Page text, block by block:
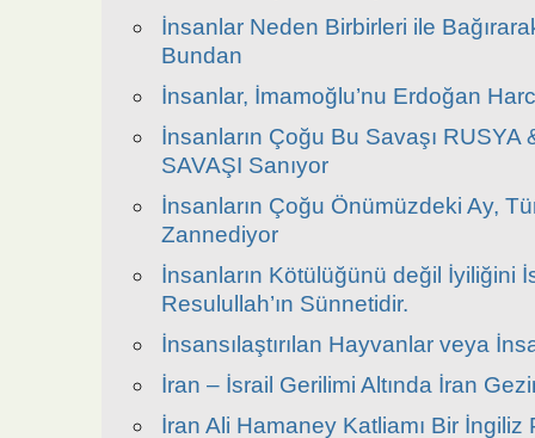
İnsanlar Neden Birbirleri ile
Bundan
İnsanlar, İmamoğlu’nu Erdoğan
İnsanların Çoğu Bu Savaşı RUSYA
SAVAŞI Sanıyor
İnsanların Çoğu Önümüzdeki Ay,
Zannediyor
İnsanların Kötülüğünü değil İyiliğini
Resulullah’ın Sünnetidir.
İnsansılaştırılan Hayvanlar veya
İran – İsrail Gerilimi Altında İran
İran Ali Hamaney Katliamı Bir İngiliz